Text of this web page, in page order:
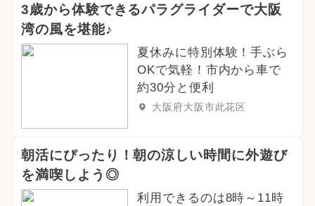
3歳から体験できるパラグライダーで大阪
湾の風を堪能♪
夏休みに特別体験！手ぶら
OKで気軽！市内から車で
約30分と便利
大阪府大阪市此花区
朝活にぴったり！朝の涼しい時間に外遊び
を満喫しよう◎
利用できるのは8時～11時